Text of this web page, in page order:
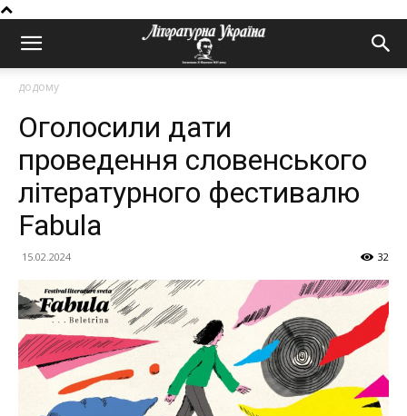
додому
Оголосили дати
проведення словенського
літературного фестивалю
Fabula
15.02.2024 32